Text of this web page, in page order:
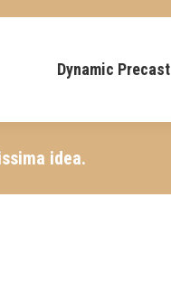
Dynamic Precast
idea.